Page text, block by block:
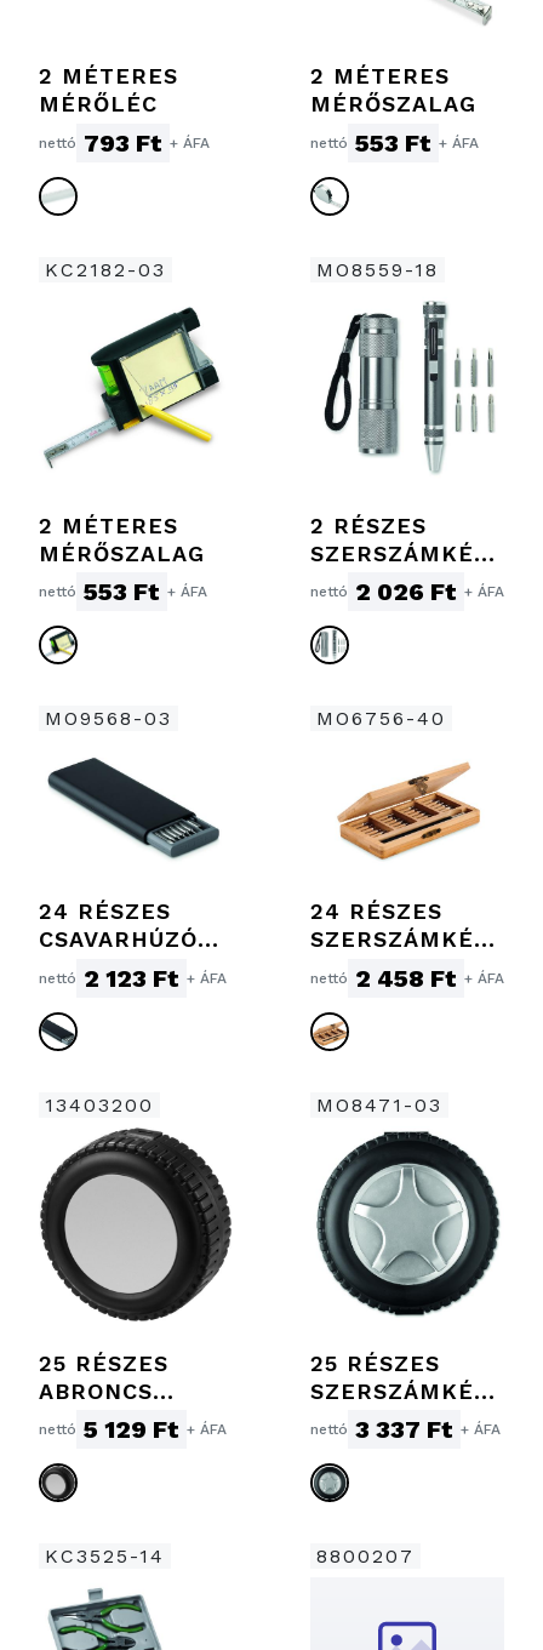
2 MÉTERES
MÉRŐLÉC
nettó 793 Ft + ÁFA
2 MÉTERES
MÉRŐSZALAG
nettó 553 Ft + ÁFA
KC2182-03
2 MÉTERES
MÉRŐSZALAG
nettó 553 Ft + ÁFA
MO8559-18
2 RÉSZES
SZERSZÁMKÉSZ
LET
nettó 2 026 Ft + ÁFA
MO9568-03
24 RÉSZES
CSAVARHÚZÓKÉ
SZLET
nettó 2 123 Ft + ÁFA
MO6756-40
24 RÉSZES
SZERSZÁMKÉSZ
LET
nettó 2 458 Ft + ÁFA
13403200
25 RÉSZES
ABRONCS
FORMÁJÚ
SZERSZÁMKÉSZ
LET,
FEKETE/EZÜST
nettó 5 129 Ft + ÁFA
MO8471-03
25 RÉSZES
SZERSZÁMKÉSZ
LET
nettó 3 337 Ft + ÁFA
KC3525-14 8800207